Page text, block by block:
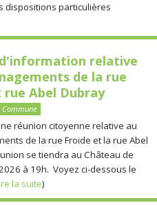
dispositions particulières
d'information relative
de la rue
rue Abel Dubray
Commune
réunion citoyenne relative au
de la rue Froide et la rue Abel
se tiendra au Château de
à 19h. Voyez ci-dessous le
la suite)